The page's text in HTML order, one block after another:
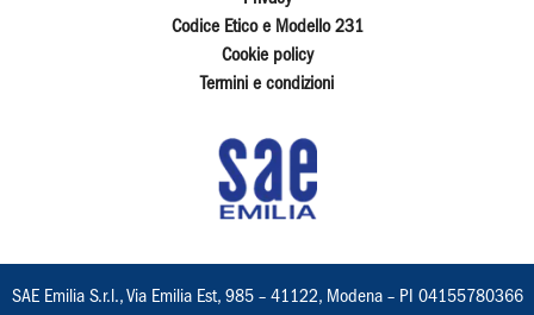
Codice Etico e Modello 231
Cookie policy
Termini e condizioni
SAE Emilia S.r.l., Via Emilia Est, 985 – 41122, Modena – PI 04155780366